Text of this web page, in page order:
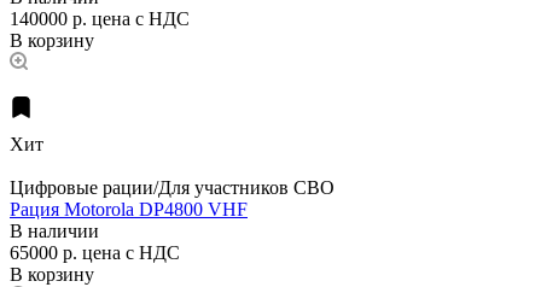
140000 р. цена с НДС
В корзину
Хит
Цифровые рации/Для участников СВО
Рация Motorola DP4800 VHF
В наличии
65000 р. цена с НДС
В корзину